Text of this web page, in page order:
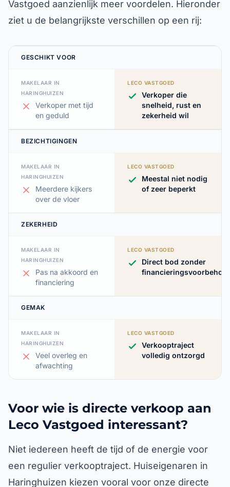
Vastgoed aanzienlijk meer voordelen. Hieronder
ziet u de belangrijkste verschillen op een rij:
GESCHIKT VOOR
MAKELAAR IN
HARINGHUIZEN
Verkoper met tijd
en geduld
LECO VASTGOED
Verkoper die
snelheid, rust en
zekerheid wil
BEZICHTIGINGEN
MAKELAAR IN
HARINGHUIZEN
Meerdere kijkers
over de vloer
LECO VASTGOED
Meestal niet nodig
of zeer beperkt
ZEKERHEID
MAKELAAR IN
HARINGHUIZEN
Pas na akkoord en
financiering
LECO VASTGOED
Direct bod zonder
GEMAK
MAKELAAR IN
HARINGHUIZEN
Veel overleg en
afwachting
LECO VASTGOED
Verkooptraject
volledig ontzorgd
Voor wie is directe verkoop aan
Leco Vastgoed interessant?
Niet iedereen heeft de tijd of de energie voor
een regulier verkooptraject. Huiseigenaren in
Haringhuizen kiezen vooral voor onze directe